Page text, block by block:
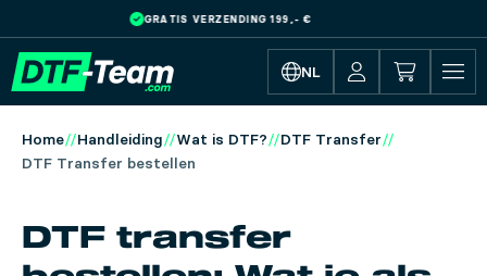
Skip to main content
EXPRESS OPTIE
NL
Home Handleiding Wat is DTF?
DTF Transfer
DTF Transfer bestellen
DTF transfer